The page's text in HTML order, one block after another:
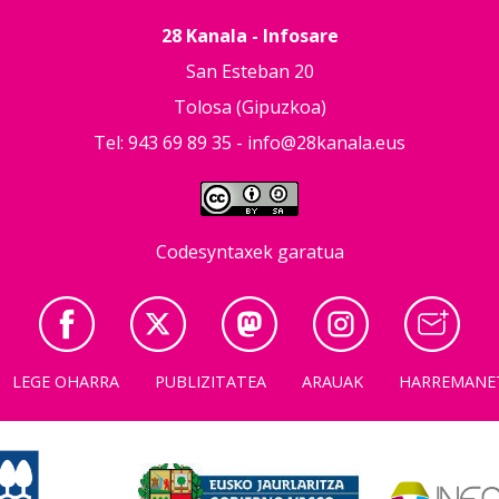
28 Kanala - Infosare
San Esteban 20
Tolosa (Gipuzkoa)
Tel: 943 69 89 35 - info@28kanala.eus
Codesyntaxek garatua
LEGE OHARRA PUBLIZITATEA ARAUAK